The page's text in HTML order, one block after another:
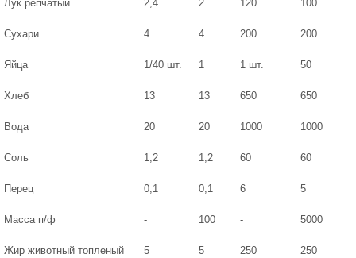
Лук репчатый 2,4 2 120 100
Сухари 4 4 200 200
Яйца 1/40 шт. 1 1 шт. 50
Хлеб 13 13 650 650
Вода 20 20 1000 1000
Соль 1,2 1,2 60 60
Перец 0,1 0,1 6 5
Масса п/ф - 100 - 5000
Жир животный топленый
5 5 250 250